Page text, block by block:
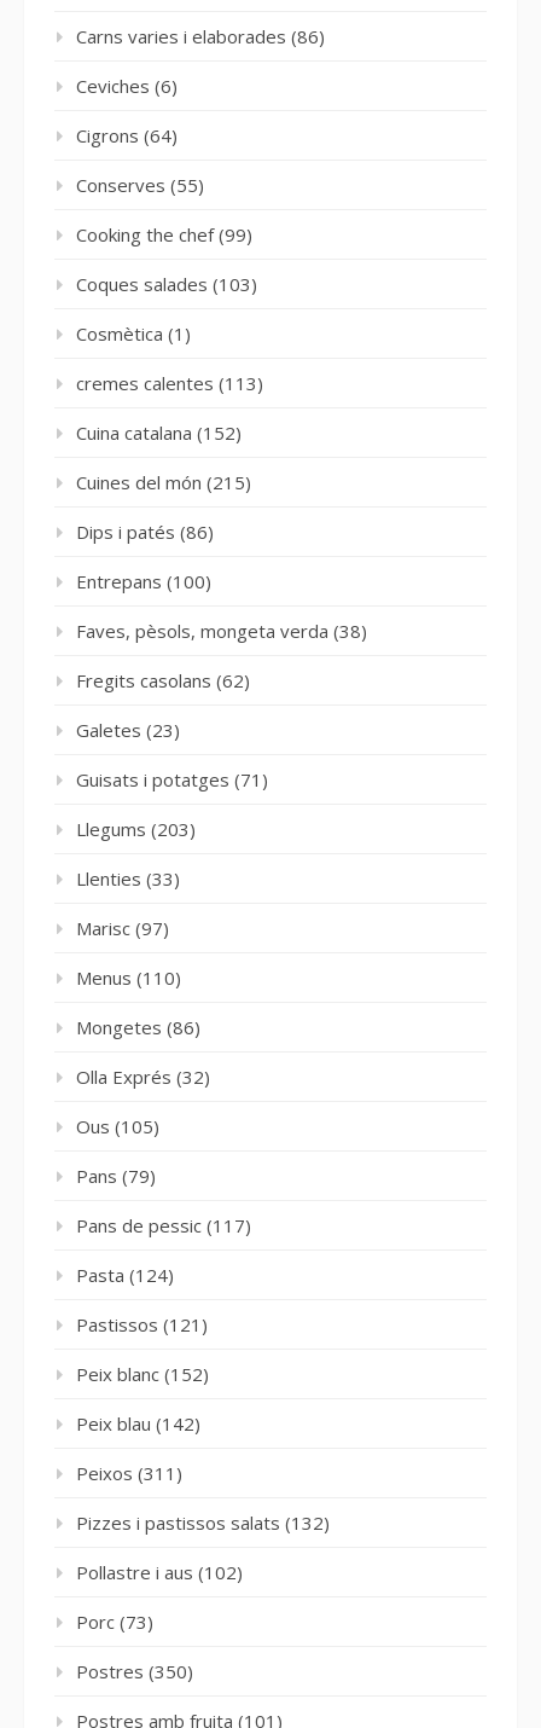
Carns varies i elaborades (86)
Ceviches (6)
Cigrons (64)
Conserves (55)
Cooking the chef(99)
Coques salades (103)
Cosmètica (1)
cremes calentes (113)
Cuina catalana (152)
Cuines del món (215)
Dips i patés (86)
Entrepans (100)
Faves, pèsols, mongeta verda (38)
Fregits casolans (62)
Galetes (23)
Guisats i potatges (71)
Llegums (203)
Llenties (33)
Marisc (97)
Menus (110)
Mongetes (86)
Olla Exprés (32)
Ous (105)
Pans (79)
Pans de pessic (117)
Pasta (124)
Pastissos (121)
Peix blanc (152)
Peix blau (142)
Peixos (311)
Pizzes i pastissos salats (132)
Pollastre i aus (102)
Porc (73)
Postres (350)
Postres amb fruita (101)